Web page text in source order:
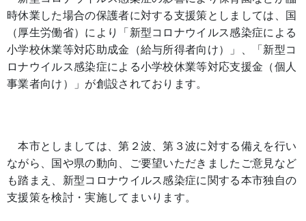
時休業した場合の保護者に対する支援策としましては、国
（厚生労働省）により「新型コロナウイルス感染症による
小学校休業等対応助成金（給与所得者向け）」、「新型コ
ロナウイルス感染症による小学校休業等対応支援金（個人
事業者向け）」が創設されております。
本市としましては、第２波、第３波に対する備えを行い
ながら、国や県の動向、ご要望いただきましたご意見など
も踏まえ、新型コロナウイルス感染症に関する本市独自の
支援策を検討・実施してまいります。